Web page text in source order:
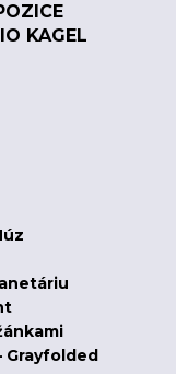
KAGEL
Grayfolded